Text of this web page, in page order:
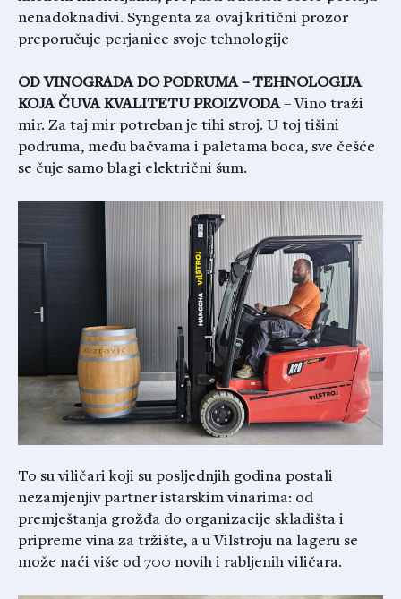
nenadoknadivi. Syngenta za ovaj kritični prozor
preporučuje perjanice svoje tehnologije
OD VINOGRADA DO PODRUMA – TEHNOLOGIJA
KOJA ČUVA KVALITETU PROIZVODA– Vino traži
mir. Za taj mir potreban je tihi stroj. U toj tišini
podruma, među bačvama i paletama boca, sve češće
se čuje samo blagi električni šum.
To su viličari koji su posljednjih godina postali
nezamjenjiv partner istarskim vinarima: od
premještanja grožđa do organizacije skladišta i
pripreme vina za tržište, a u Vilstroju na lageru se
može naći više od 700 novih i rabljenih viličara.